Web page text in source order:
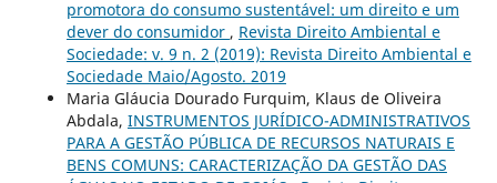
promotora do consumo sustentável: um direito e um
dever do consumidor , Revista Direito Ambiental e
Sociedade: v. 9 n. 2 (2019): Revista Direito Ambiental e
Sociedade Maio/Agosto. 2019
Maria Gláucia Dourado Furquim, Klaus de Oliveira
Abdala, INSTRUMENTOS JURÍDICO-ADMINISTRATIVOS
PARA A GESTÃO PÚBLICA DE RECURSOS NATURAIS E
BENS COMUNS: CARACTERIZAÇÃO DA GESTÃO DAS